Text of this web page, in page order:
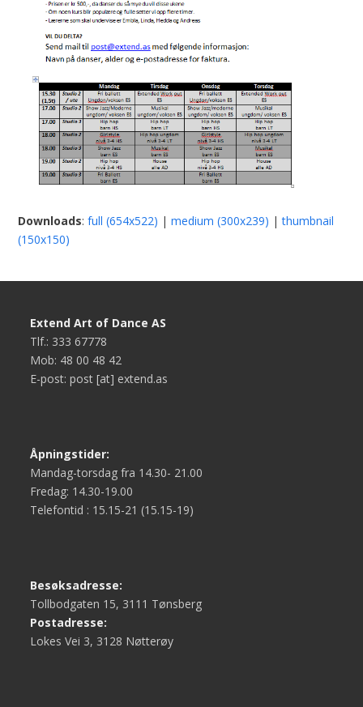
Downloads:full (654x522) |medium (300x239) |thumbnail
(150x150)
Extend Art of Dance AS
Tlf.: 333 67778
Mob: 48 00 48 42
E-post: post [at] extend.as
Åpningstider:
Mandag-torsdag fra 14.30- 21.00
Fredag: 14.30-19.00
Telefontid : 15.15-21 (15.15-19)
Besøksadresse:
Tollbodgaten 15, 3111 Tønsberg
Postadresse:
Lokes Vei 3, 3128 Nøtterøy